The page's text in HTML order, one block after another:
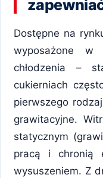
Dostępne na
wyposażone
chłodzenia –
cukierniach
pierwszego
grawitacyjne.
statycznym
pracą i chronią
wysuszeniem. Z